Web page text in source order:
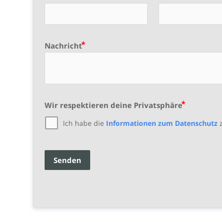
Nachricht
Wir respektieren deine Privatsphäre
Ich habe die Informationen zum Datenschutz
Senden